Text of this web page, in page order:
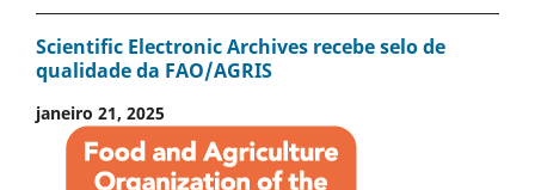
Scientific Electronic Archives recebe selo de
qualidade da FAO/AGRIS
janeiro 21, 2025